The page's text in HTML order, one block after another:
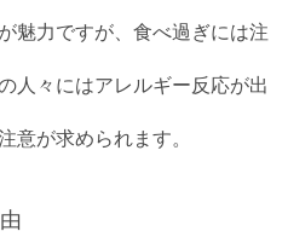
魅力ですが、食べ過ぎには注
人々にはアレルギー反応が出
意が求められます。